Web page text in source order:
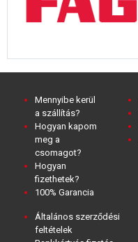
Mennyibe kerül
a szállítás?
Hogyan kapom
meg a
csomagot?
Hogyan
fizethetek?
100% Garancia
Általános szerződési
feltételek